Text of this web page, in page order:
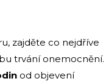
zajděte co nejdříve
trvání onemocnění.
od objevení